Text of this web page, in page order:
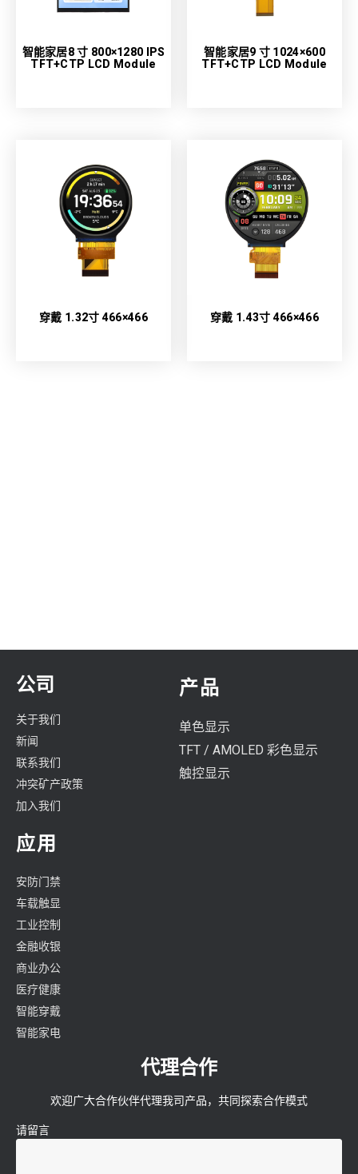
智能家居8 寸 800×1280 IPS
TFT+CTP LCD Module
智能家居9 寸 1024×600
TFT+CTP LCD Module
穿戴 1.32寸 466×466 穿戴 1.43寸 466×466
公司
关于我们
新闻
联系我们
冲突矿产政策
加入我们
产品
单色显示
TFT / AMOLED 彩色显示
触控显示
应用
安防门禁
车载触显
工业控制
金融收银
商业办公
医疗健康
智能穿戴
智能家电
代理合作
欢迎广大合作伙伴代理我司产品，共同探索合作模式
请留言